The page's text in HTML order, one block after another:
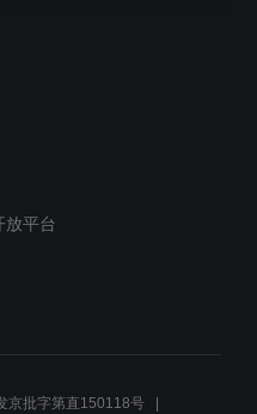
官方預告 12.23 (三) 聖誕
放平台
京批字第直150118号